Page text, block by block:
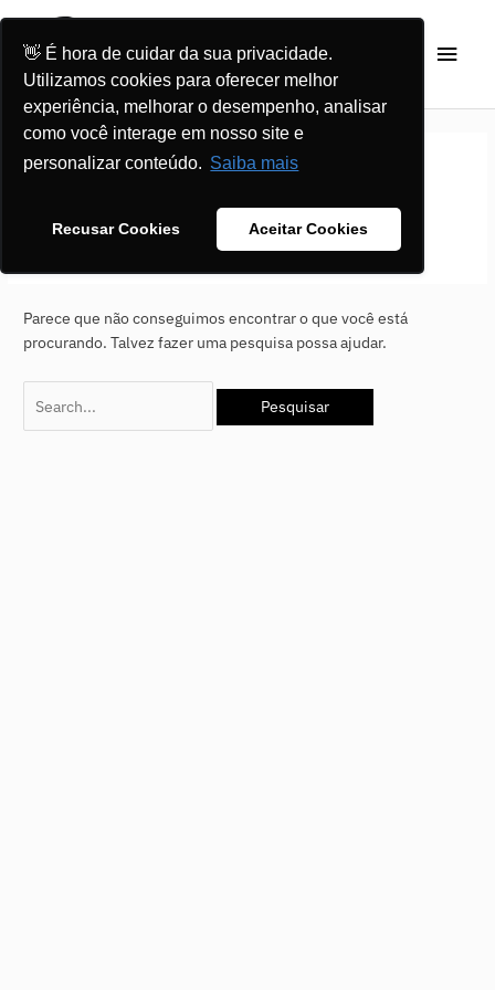
👋 É hora de cuidar da sua privacidade.
Utilizamos cookies para oferecer melhor
experiência, melhorar o desempenho, analisar
como você interage em nosso site e
personalizar conteúdo. Saiba mais
Recusar Cookies Aceitar Cookies
conteúdo
Sem categoria
Parece que não conseguimos encontrar o que você está
procurando. Talvez fazer uma pesquisa possa ajudar.
Pesquisar
por: